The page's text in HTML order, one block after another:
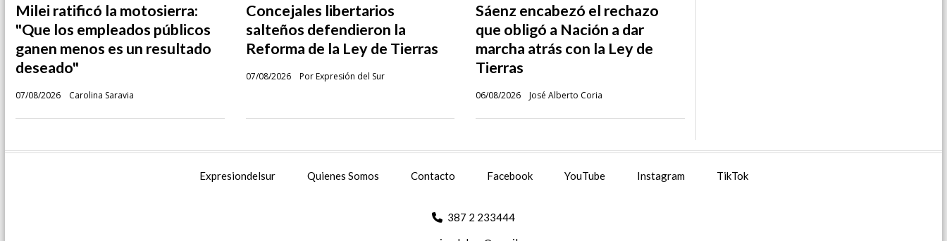
Milei ratificó la motosierra:
"Que los empleados públicos
ganen menos es un resultado
deseado"
Carolina Saravia
07/08/2026
Concejales libertarios
salteños defendieron la
Reforma de la Ley de Tierras
Por Expresión del Sur
07/08/2026
Sáenz encabezó el rechazo
que obligó a Nación a dar
marcha atrás con la Ley de
Tierras
José Alberto Coria
06/08/2026
Expresiondelsur Quienes Somos Contacto Facebook YouTube Instagram TikTok
387 2 233444